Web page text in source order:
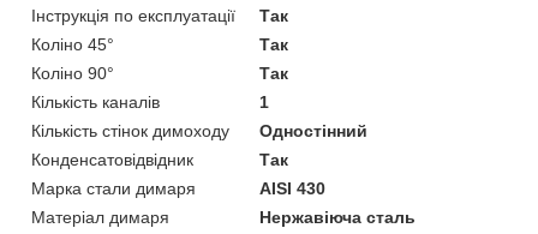
Інструкція по експлуатації
Так
Коліно 45°
Так
Коліно 90°
Так
Кількість каналів
1
Кількість стінок димоходу
Одностінний
Конденсатовідвідник
Так
Марка стали димаря
AISI 430
Матеріал димаря
Нержавіюча сталь